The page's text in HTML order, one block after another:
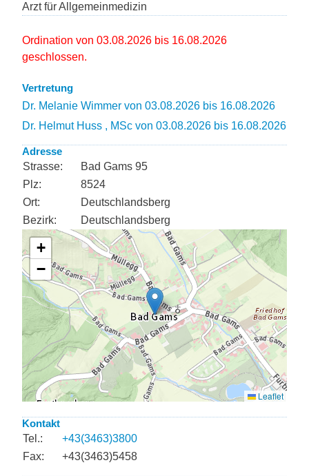
Arzt für Allgemeinmedizin
Ordination von 03.08.2026 bis 16.08.2026
geschlossen.
Vertretung
Dr. Melanie Wimmer von 03.08.2026 bis 16.08.2026
Dr. Helmut Huss , MSc von 03.08.2026 bis 16.08.2026
Adresse
Strasse:
Bad Gams 95
Plz:
8524
Ort:
Deutschlandsberg
Bezirk:
Deutschlandsberg
Kontakt
Tel.:
+43(3463)3800
Fax:
+43(3463)5458